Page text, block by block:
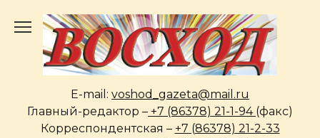
содержанию
E-mail: voshod_gazeta@mail.ru
Главный-редактор – +7 (86378) 21-1-94 (факс)
Корреспондентская – +7 (86378) 21-2-33